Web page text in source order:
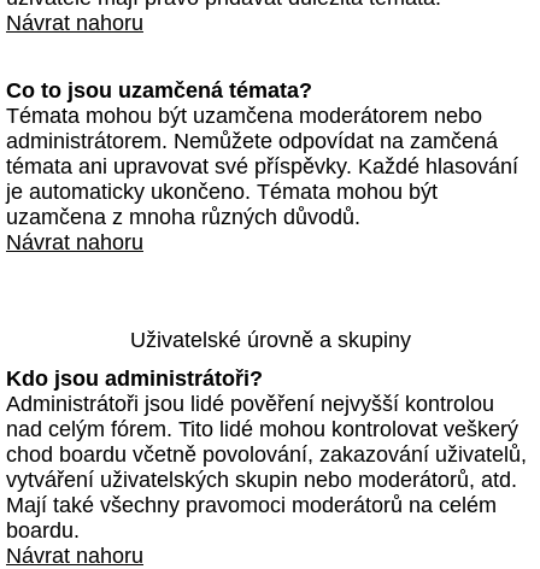
Návrat nahoru
Co to jsou uzamčená témata?
Témata mohou být uzamčena moderátorem nebo
administrátorem. Nemůžete odpovídat na zamčená
témata ani upravovat své příspěvky. Každé hlasování
je automaticky ukončeno. Témata mohou být
uzamčena z mnoha různých důvodů.
Návrat nahoru
Uživatelské úrovně a skupiny
Kdo jsou administrátoři?
Administrátoři jsou lidé pověření nejvyšší kontrolou
nad celým fórem. Tito lidé mohou kontrolovat veškerý
chod boardu včetně povolování, zakazování uživatelů,
vytváření uživatelských skupin nebo moderátorů, atd.
Mají také všechny pravomoci moderátorů na celém
boardu.
Návrat nahoru